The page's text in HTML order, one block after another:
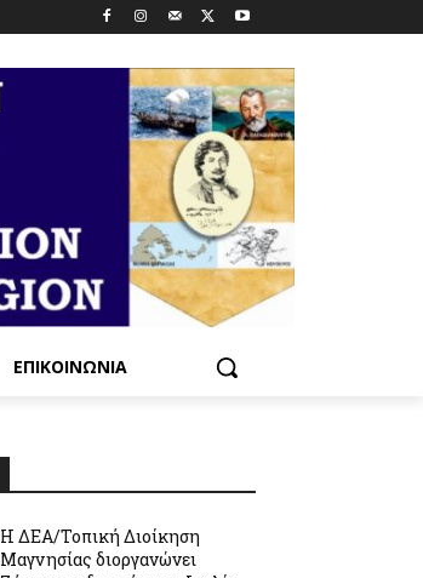
ΕΠΙΚΟΙΝΩΝΊΑ
Η ΔΕΑ/Τοπική Διοίκηση
Μαγνησίας διοργανώνει